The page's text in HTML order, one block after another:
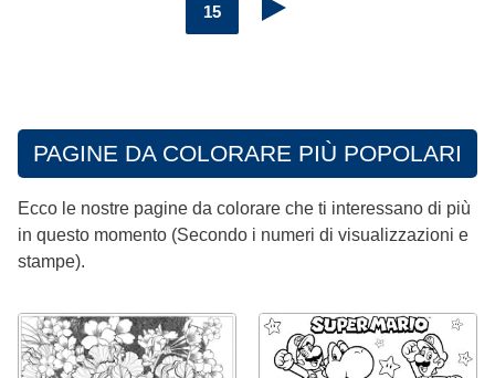
15
PAGINE DA COLORARE PIÙ POPOLARI
Ecco le nostre pagine da colorare che ti interessano di più
in questo momento (Secondo i numeri di visualizzazioni e
stampe).